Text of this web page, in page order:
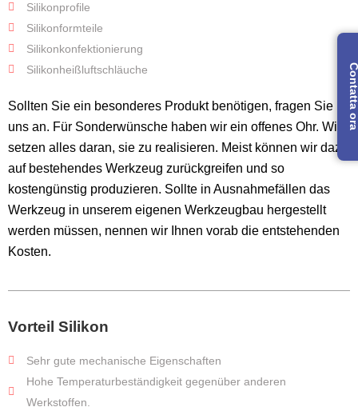
Silikonprofile
Silikonformteile
Silikonkonfektionierung
Silikonheißluftschläuche
Sollten Sie ein besonderes Produkt benötigen, fragen Sie
uns an. Für Sonderwünsche haben wir ein offenes Ohr. Wir
setzen alles daran, sie zu realisieren. Meist können wir dazu
auf bestehendes Werkzeug zurückgreifen und so
kostengünstig produzieren. Sollte in Ausnahmefällen das
Werkzeug in unserem eigenen Werkzeugbau hergestellt
werden müssen, nennen wir Ihnen vorab die entstehenden
Kosten.
Vorteil Silikon
Sehr gute mechanische Eigenschaften
Hohe Temperaturbeständigkeit gegenüber anderen
Werkstoffen.